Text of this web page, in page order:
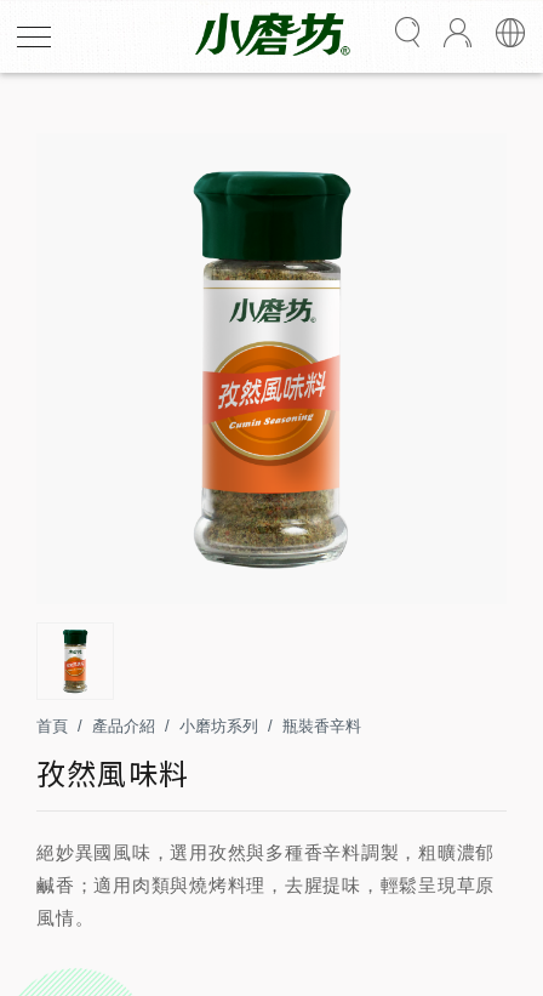
首頁 產品介紹 小磨坊系列 瓶裝香辛料
孜然風味料
絕妙異國風味，選用孜然與多種香辛料調製，粗曠濃郁
鹹香；適用肉類與燒烤料理，去腥提味，輕鬆呈現草原
風情。